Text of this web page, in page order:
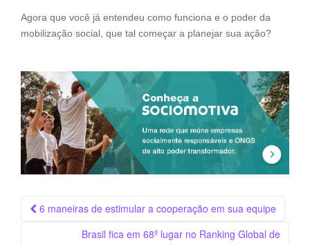
Agora que você já entendeu como funciona e o poder da
mobilização social, que tal começar a planejar sua ação?
Navegação
6 maneiras de estimular a cooperação em sua equipe
Brasil fica em 68º lugar no Ranking Global de